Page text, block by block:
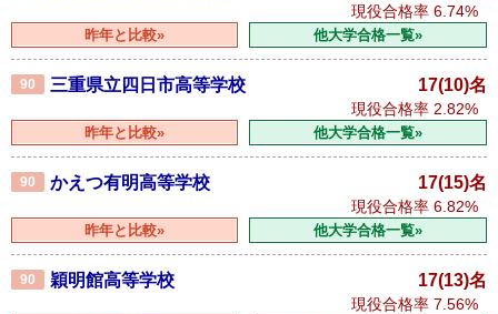
現役合格率 6.74%
昨年と比較» 他大学合格一覧»
90 三重県立四日市高等学校 17(10)名
現役合格率 2.82%
昨年と比較» 他大学合格一覧»
90 かえつ有明高等学校 17(15)名
現役合格率 6.82%
昨年と比較» 他大学合格一覧»
90 穎明館高等学校 17(13)名
現役合格率 7.56%